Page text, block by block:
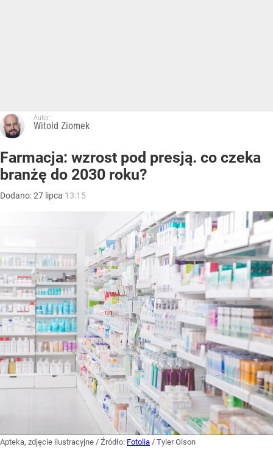
Autor:
Witold Ziomek
Farmacja: wzrost pod presją. co czeka
branżę do 2030 roku?
Dodano:27 lipca 13:15
Apteka, zdjęcie ilustracyjne / Źródło: Fotolia / Tyler Olson